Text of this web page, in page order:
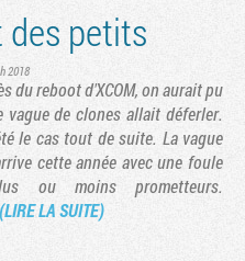
des petits
2018
du reboot d'XCOM, on aurait pu
vague de clones allait déferler.
le cas tout de suite. La vague
cette année avec une foule
ou moins prometteurs.
(LIRE LA SUITE)